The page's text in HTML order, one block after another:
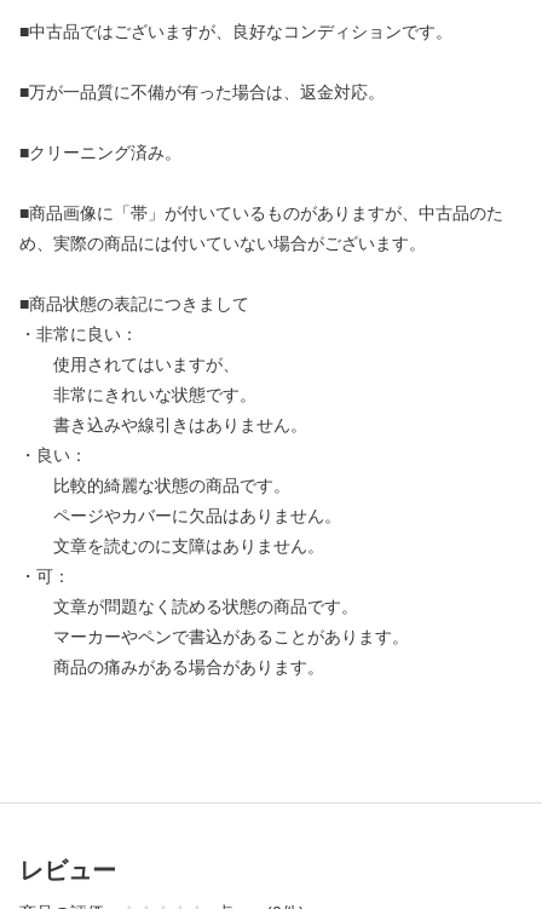
■中古品ではございますが、良好なコンディションです。
■万が一品質に不備が有った場合は、返金対応。
■クリーニング済み。
■商品画像に「帯」が付いているものがありますが、中古品のた
め、実際の商品には付いていない場合がございます。
■商品状態の表記につきまして
・非常に良い：
使用されてはいますが、
非常にきれいな状態です。
書き込みや線引きはありません。
・良い：
比較的綺麗な状態の商品です。
ページやカバーに欠品はありません。
文章を読むのに支障はありません。
・可：
文章が問題なく読める状態の商品です。
マーカーやペンで書込があることがあります。
商品の痛みがある場合があります。
レビュー